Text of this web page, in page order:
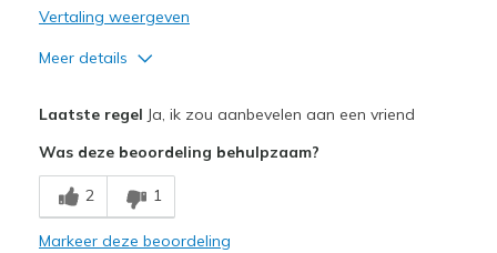
Vertaling weergeven
Meer details
Comfortable
Durable
Laatste regel Ja, ik zou aanbevelen aan een vriend
Was deze beoordeling behulpzaam?
2 1
Markeer deze beoordeling